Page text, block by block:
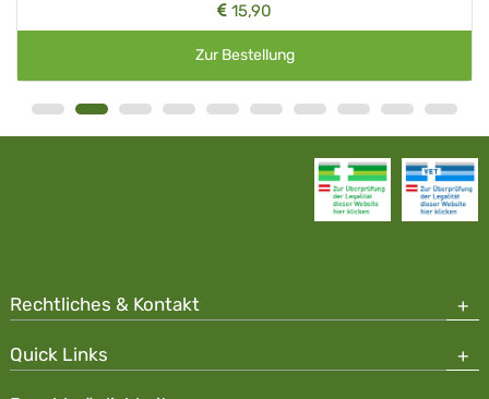
15,90
Zur Bestellung
Rechtliches & Kontakt
Quick Links